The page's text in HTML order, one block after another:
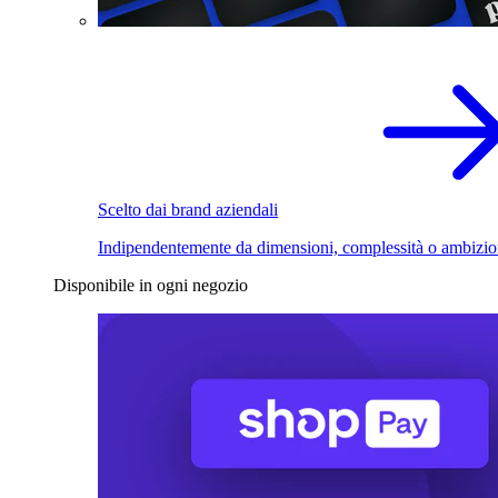
Scelto dai brand aziendali
Indipendentemente da dimensioni, complessità o
Disponibile in ogni negozio